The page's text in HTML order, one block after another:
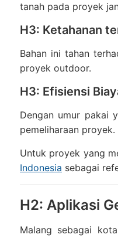
tanah pada proyek
H3: Ketahanan
Bahan ini tahan
proyek outdoor.
H3: Efisiensi
Dengan umur pakai
pemeliharaan proyek.
Untuk proyek yang
Indonesia sebagai
H2: Aplikasi
Malang sebagai